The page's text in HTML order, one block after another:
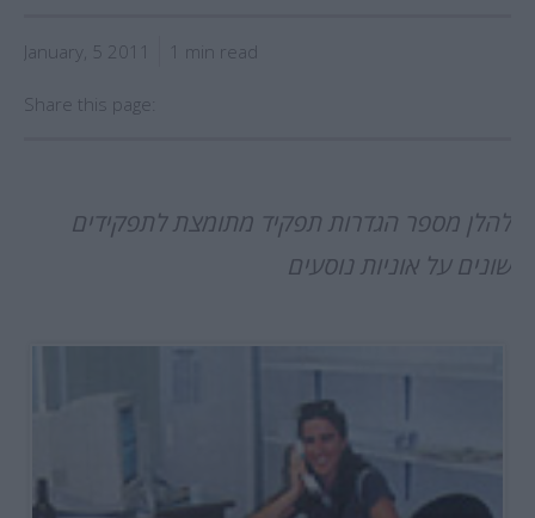
January, 5 2011 1 min read
Share this page:
להלן מספר הגדרות תפקיד מתומצת לתפקידים
שונים על אוניות נוסעים